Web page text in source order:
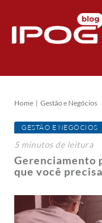
Home Gestão e Negócios
GESTÃO E NEGÓCIOS
5 minutosde leitura
Gerenciamento
que você